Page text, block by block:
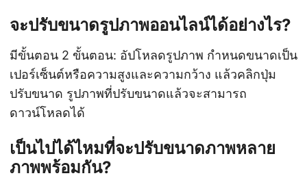
จะปรับขนาดรูปภาพออนไลน์ได้อย่างไร?
มีขั้นตอน 2 ขั้นตอน: อัปโหลดรูปภาพ กำหนดขนาดเป็น
เปอร์เซ็นต์หรือความสูงและความกว้าง แล้วคลิกปุ่ม
ปรับขนาด รูปภาพที่ปรับขนาดแล้วจะสามารถ
ดาวน์โหลดได้
เป็นไปได้ไหมที่จะปรับขนาดภาพหลาย
ภาพพร้อมกัน?